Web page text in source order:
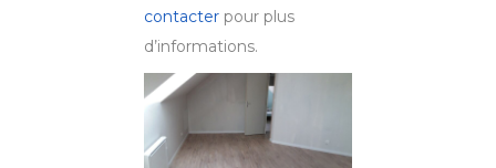
contacter pour plus
d’informations.